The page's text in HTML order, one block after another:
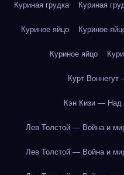
Куриная грудка Куриная
Куриное яйцо Куриное
Куриное яйцо
Курт
Кэн Кизи — Над
Лев Толстой — Война и
Лев Толстой — Война и